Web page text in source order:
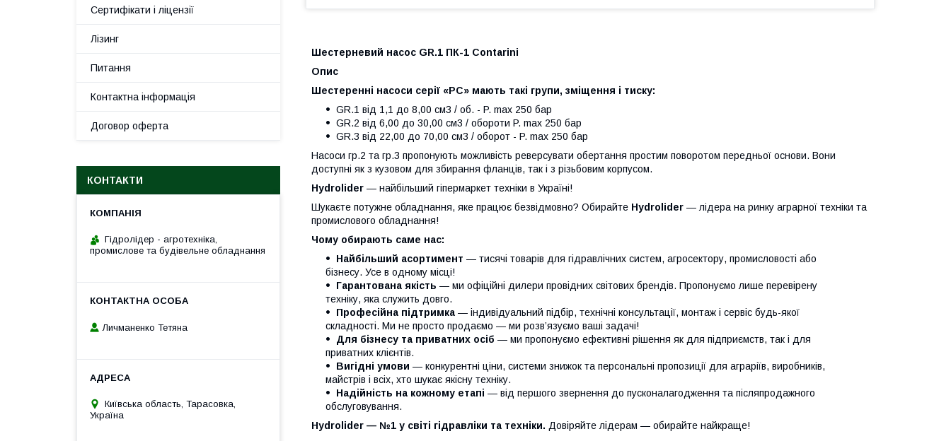
Шестерневий насос GR.1 ПК-1 Contarini
Опис
Шестеренні насоси серії «PC» мають такі групи, зміщення і тиску:
GR.1 від 1,1 до 8,00 см3 / об. - P. max 250 бар
GR.2 від 6,00 до 30,00 см3 / обороти P. max 250 бар
GR.3 від 22,00 до 70,00 см3 / оборот - P. max 250 бар
Насоси гр.2 та гр.3 пропонують можливість реверсувати обертання простим поворотом передньої основи. Вони
доступні як з кузовом для збирання фланців, так і з різьбовим корпусом.
Hydrolider — найбільший гіпермаркет техніки в Україні!
Шукаєте потужне обладнання, яке працює безвідмовно? Обирайте Hydrolider — лідера на ринку аграрної техніки та
промислового обладнання!
Чому обирають саме нас:
Найбільший асортимент — тисячі товарів для гідравлічних систем, агросектору, промисловості або
бізнесу. Усе в одному місці!
Гарантована якість — ми офіційні дилери провідних світових брендів. Пропонуємо лише перевірену
техніку, яка служить довго.
Професійна підтримка — індивідуальний підбір, технічні консультації, монтаж і сервіс будь-якої
складності. Ми не просто продаємо — ми розв’язуємо ваші задачі!
Для бізнесу та приватних осіб — ми пропонуємо ефективні рішення як для підприємств, так і для
приватних клієнтів.
Вигідні умови — конкурентні ціни, системи знижок та персональні пропозиції для аграріїв, виробників,
майстрів і всіх, хто шукає якісну техніку.
Надійність на кожному етапі — від першого звернення до пусконалагодження та післяпродажного
обслуговування.
Hydrolider — №1 у світі гідравліки та техніки. Довіряйте лідерам — обирайте найкраще!
Сертифікати і ліцензії
Лізинг
Питання
Контактна інформація
Договор оферта
КОНТАКТИ
Гідролідер - агротехніка,
промислове та будівельне обладнання
Личманенко Тетяна
Київська область, Тарасовка,
Україна